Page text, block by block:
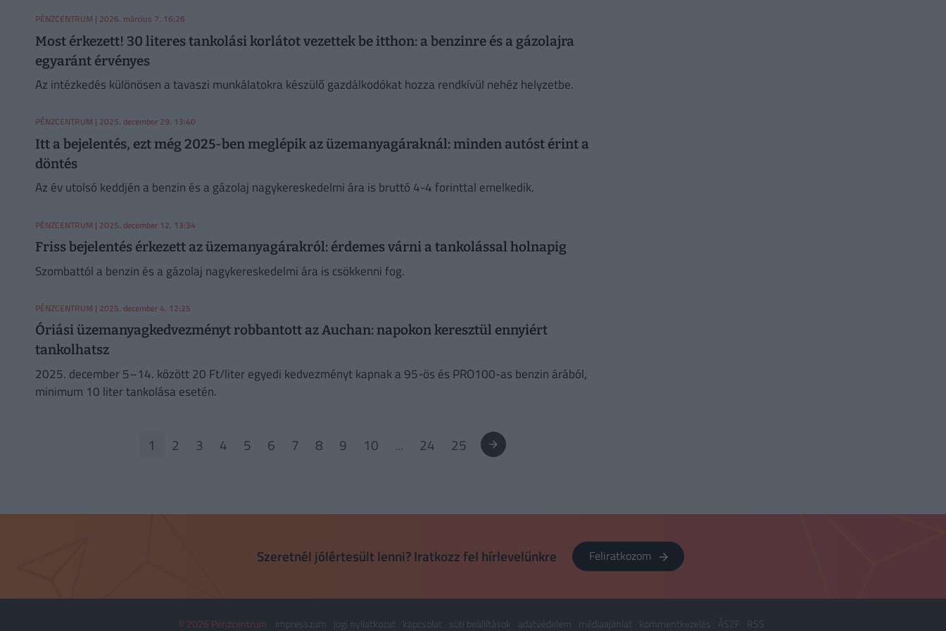
PÉNZCENTRUM | 2026. március 7. 16:26
Most érkezett! 30 literes tankolási korlátot vezettek be itthon: a benzinre és a gázolajra
egyaránt érvényes
Az intézkedés különösen a tavaszi munkálatokra készülő gazdálkodókat hozza rendkívül nehéz helyzetbe.
PÉNZCENTRUM | 2025. december 29. 13:40
Itt a bejelentés, ezt még 2025-ben meglépik az üzemanyagáraknál: minden autóst érint a
döntés
Az év utolsó keddjén a benzin és a gázolaj nagykereskedelmi ára is bruttó 4-4 forinttal emelkedik.
PÉNZCENTRUM | 2025. december 12. 13:34
Friss bejelentés érkezett az üzemanyagárakról: érdemes várni a tankolással holnapig
Szombattól a benzin és a gázolaj nagykereskedelmi ára is csökkenni fog.
PÉNZCENTRUM | 2025. december 4. 12:25
Óriási üzemanyagkedvezményt robbantott az Auchan: napokon keresztül ennyiért
tankolhatsz
2025. december 5–14. között 20 Ft/liter egyedi kedvezményt kapnak a 95-ös és PRO100-as benzin árából,
minimum 10 liter tankolása esetén.
1 2 3 4 5 6 7 8 9 10 ... 24 25
Szeretnél jólértesült lenni? Iratkozz fel hírlevelünkre Feliratkozom
© 2026 Pénzcentrum impresszum jogi nyilatkozat kapcsolat süti beállítások adatvédelem médiaajánlat kommentkezelés ÁSZF RSS